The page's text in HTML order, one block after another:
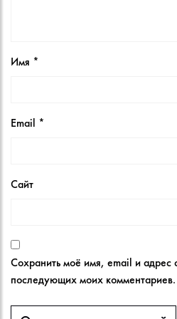
Имя *
Email *
Сайт
Сохранить моё имя, email и адрес
последующих моих комментариев.